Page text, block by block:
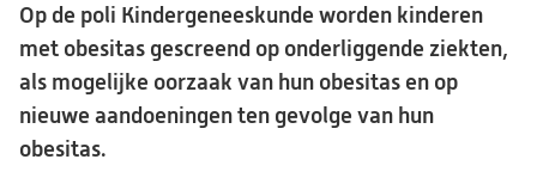
Op de poli Kindergeneeskunde worden kinderen
met obesitas gescreend op onderliggende ziekten,
als mogelijke oorzaak van hun obesitas en op
nieuwe aandoeningen ten gevolge van hun
obesitas.